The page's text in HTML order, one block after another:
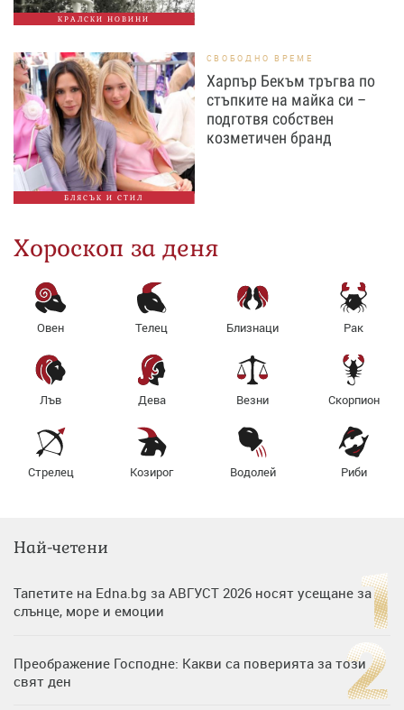
КРАЛСКИ НОВИНИ
БЛЯСЪК И СТИЛ
СВОБОДНО ВРЕМЕ
Харпър Бекъм тръгва по
стъпките на майка си –
подготвя собствен
козметичен бранд
Хороскоп за деня
Овен Телец Близнаци Рак
Лъв Дева Везни Скорпион
Стрелец Козирог Водолей Риби
Най-четени
Тапетите на Edna.bg за АВГУСТ 2026 носят усещане за
слънце, море и емоции
Преображение Господне: Какви са поверията за този
свят ден